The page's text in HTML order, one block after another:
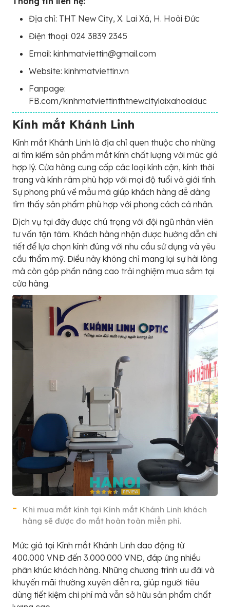
Địa chỉ: THT New City, X. Lai Xá, H. Hoài Đức
Điện thoại: 024 3839 2345
Email: kinhmatviettin@gmail.com
Website: kinhmatviettin.vn
Fanpage:
FB.com/kinhmatviettinthtnewcitylaixahoaiduc
Kính mắt Khánh Linh
Kính mắt Khánh Linh là địa chỉ quen thuộc cho những
ai tìm kiếm sản phẩm mắt kính chất lượng với mức giá
hợp lý. Cửa hàng cung cấp các loại kính cận, kính thời
trang và kính râm phù hợp với mọi độ tuổi và giới tính.
Sự phong phú về mẫu mã giúp khách hàng dễ dàng
tìm thấy sản phẩm phù hợp với phong cách cá nhân.
Dịch vụ tại đây được chú trọng với đội ngũ nhân viên
tư vấn tận tâm. Khách hàng nhận được hướng dẫn chi
tiết để lựa chọn kính đúng với nhu cầu sử dụng và yêu
cầu thẩm mỹ. Điều này không chỉ mang lại sự hài lòng
mà còn góp phần nâng cao trải nghiệm mua sắm tại
cửa hàng.
Khi mua mắt kính tại Kính mắt Khánh Linh khách
hàng sẽ được đo mắt hoàn toàn miễn phí.
Mức giá tại Kính mắt Khánh Linh dao động từ
400.000 VNĐ đến 3.000.000 VNĐ, đáp ứng nhiều
phân khúc khách hàng. Những chương trình ưu đãi và
khuyến mãi thường xuyên diễn ra, giúp người tiêu
dùng tiết kiệm chi phí mà vẫn sở hữu sản phẩm chất